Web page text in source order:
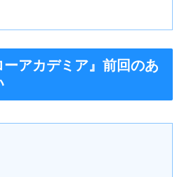
アカデミア』前回のあ